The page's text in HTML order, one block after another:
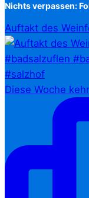
Nichts verpassen:
Auftakt des
Diese Woche